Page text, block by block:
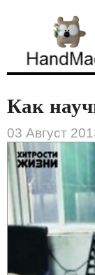
Как
03 Август